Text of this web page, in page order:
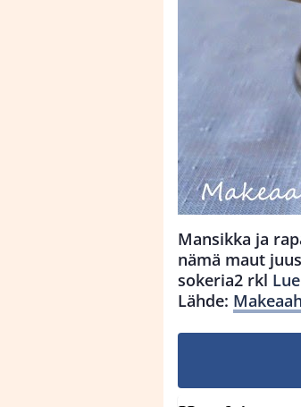
Mansikka ja
nämä maut
sokeria2 rkl
Lähde: